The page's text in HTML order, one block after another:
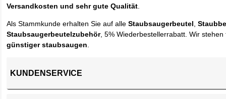
Versandkosten und sehr gute Qualität
Als Stammkunde erhalten Sie auf alleStaubsaugerbeutel ,
Staubsaugerbeutelzubehör, 5% Wiederbestellerrabatt. Wir
günstiger staubsaugen
KUNDENSERVICE